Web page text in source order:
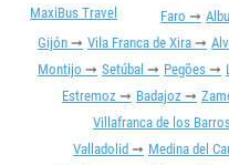
MaxiBus Travel Faro
Gijón
Vila Franca de Xira
Montijo
Setúbal Pegões
Estremoz
Badajoz
Villafranca de los
Valladolid
Medina del